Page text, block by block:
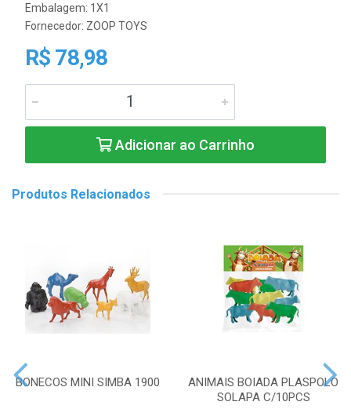
Embalagem: 1X1
Fornecedor: ZOOP TOYS
R$ 78,98
Adicionar ao Carrinho
Produtos Relacionados
BONECOS MINI SIMBA 1900
ANIMAIS BOIADA PLASPOLO
SOLAPA C/10PCS